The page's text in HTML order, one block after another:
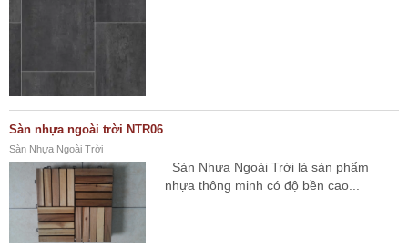
Sàn nhựa ngoài trời NTR06
Sàn Nhựa Ngoài Trời
Sàn Nhựa Ngoài Trời là sản phẩm
nhựa thông minh có độ bền cao...